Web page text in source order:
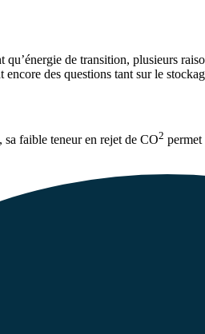
qu’énergie de transition, plusieurs
des questions tant sur le
faible teneur en rejet de CO2